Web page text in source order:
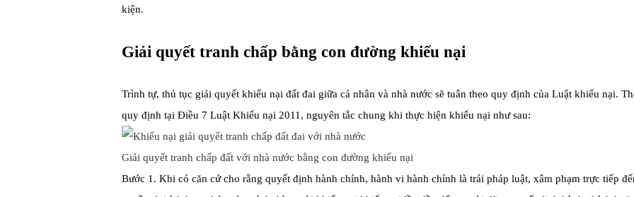
kiện.
Giải quyết tranh chấp bằng con đường khiếu nại
Trình tự, thủ tục giải quyết khiếu nại đất đai giữa cá nhân và nhà nước sẽ tuân theo quy định của Luật khiếu nại.
quy định tại Điều 7 Luật Khiếu nại 2011, nguyên tắc chung khi thực hiện khiếu nại như sau:
Giải quyết tranh chấp đất với nhà nước bằng con đường khiếu nại
Bước 1. Khi có căn cứ cho rằng quyết định hành chính, hành vi hành chính là trái pháp luật, xâm phạm trực tiếp